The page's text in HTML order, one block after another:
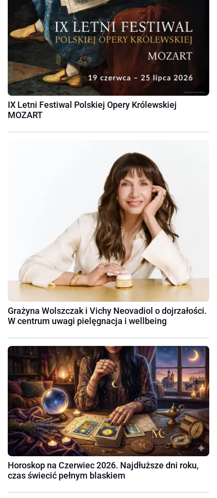
IX Letni Festiwal Polskiej Opery Królewskiej
MOZART
Grażyna Wolszczak i Vichy Neovadiol o dojrzałości.
W centrum uwagi pielęgnacja i wellbeing
Horoskop na Czerwiec 2026. Najdłuższe dni roku,
czas świecić pełnym blaskiem